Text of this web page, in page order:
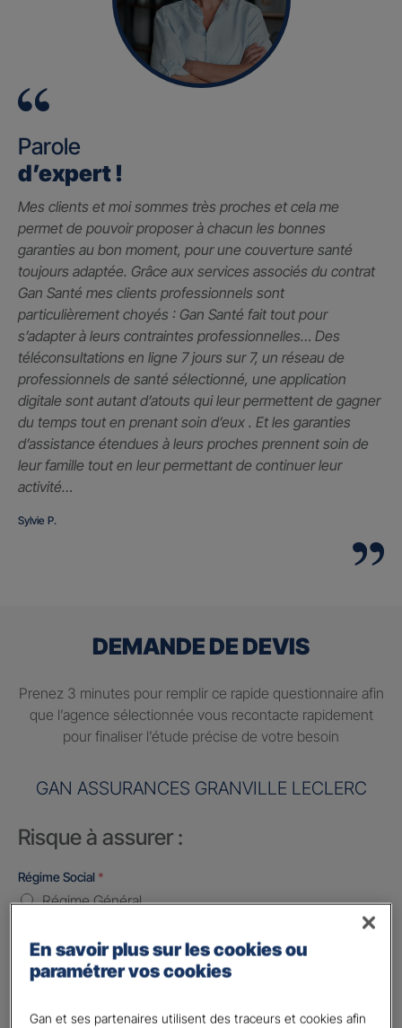
Parole
d’expert !
Mes clients et moi sommes très proches et cela me
permet de pouvoir proposer à chacun les bonnes
garanties au bon moment, pour une couverture santé
toujours adaptée. Grâce aux services associés du contrat
Gan Santé mes clients professionnels sont
particulièrement choyés : Gan Santé fait tout pour
s’adapter à leurs contraintes professionnelles… Des
téléconsultations en ligne 7 jours sur 7, un réseau de
professionnels de santé sélectionné, une application
digitale sont autant d’atouts qui leur permettent de gagner
du temps tout en prenant soin d’eux . Et les garanties
d’assistance étendues à leurs proches prennent soin de
leur famille tout en leur permettant de continuer leur
activité…
Sylvie P.
DEMANDE DE DEVIS
Prenez 3 minutes pour remplir ce rapide questionnaire afin
que l’agence sélectionnée vous recontacte rapidement
pour finaliser l’étude précise de votre besoin
GAN ASSURANCES GRANVILLE LECLERC
Risque à assurer :
Régime Social *
Régime Général
Régime Agricole
Régime local Alsace - Moselle
Bénéficiaire(s)*
En savoir plus sur les cookies ou
paramétrer vos cookies
Gan et ses partenaires utilisent des traceurs et cookies afin